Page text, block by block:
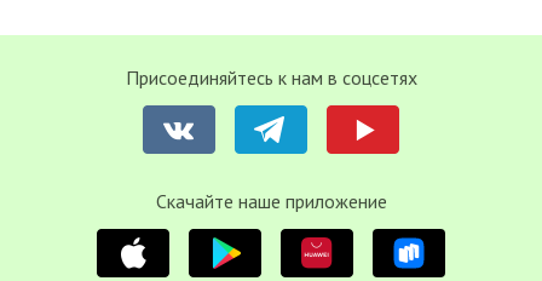
Присоединяйтесь к нам в соцсетях
Cкачайте наше приложение